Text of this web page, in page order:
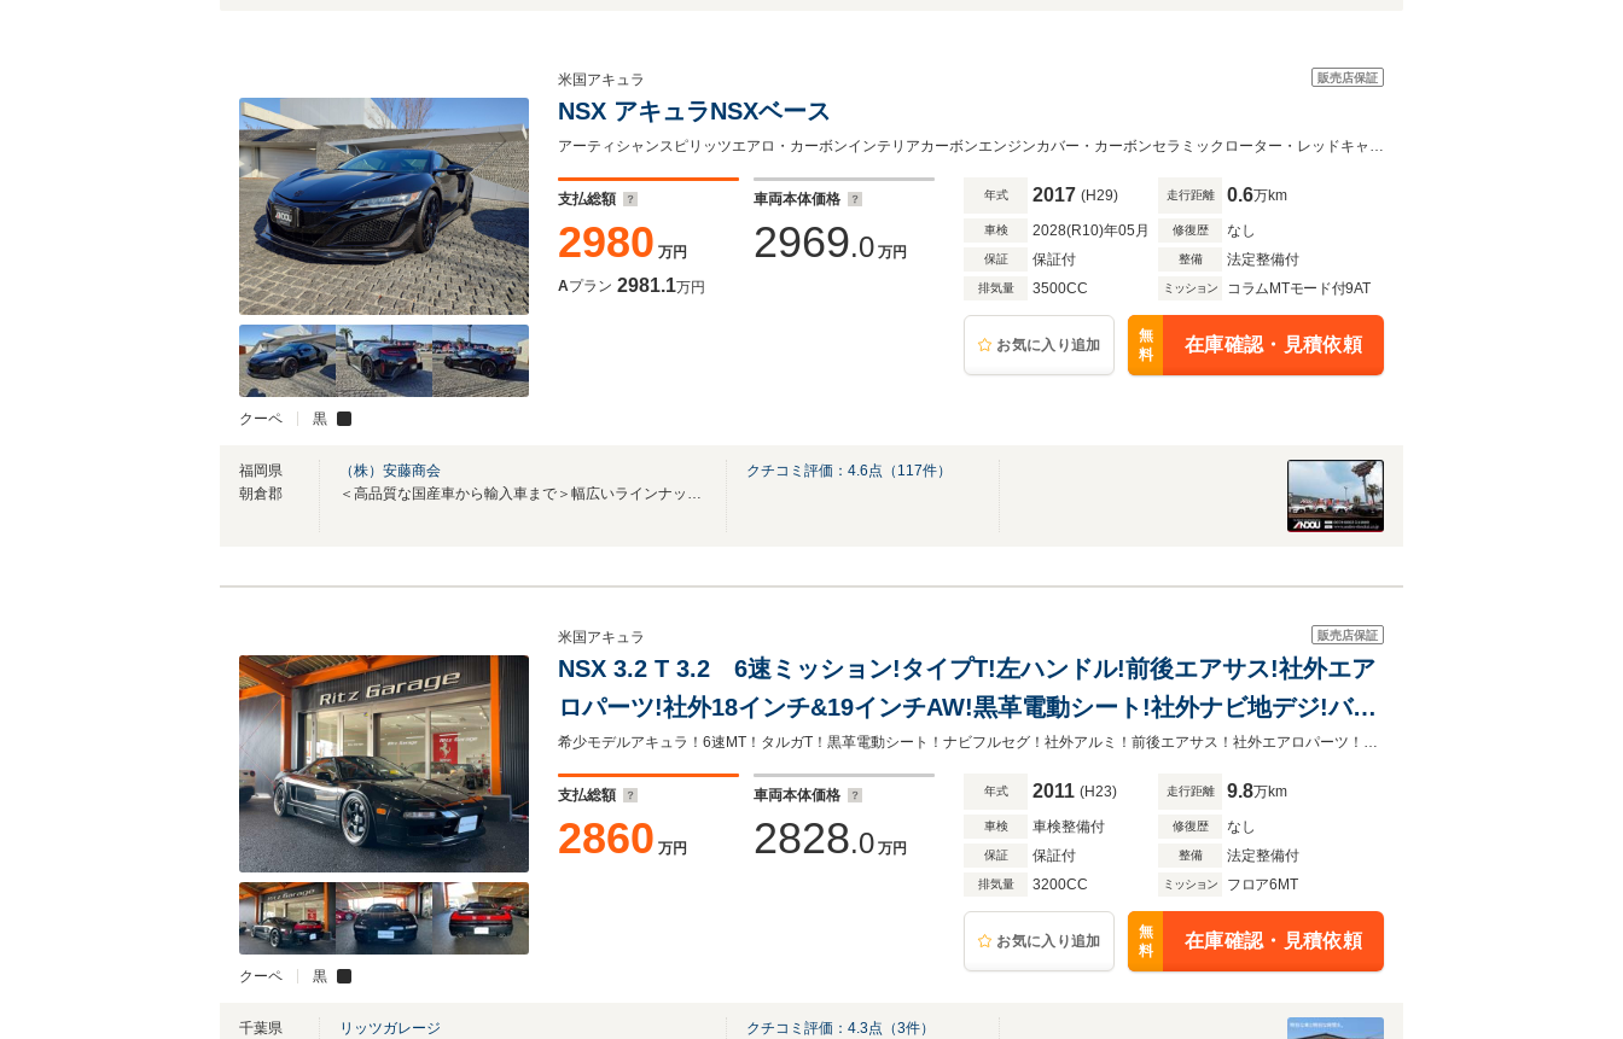
クーペ 黒
販売店保証
米国アキュラ
NSX アキュラNSXベース
アーティシャンスピリッツエアロ・カーボンインテリアカーボンエンジンカバー・カーボンセラミックローター・レッドキャリパー・カーボンディフューザー
支払総額
2980 万円
車両本体価格
2969.0 万円
Aプラン 2981.1万円
年式 2017 (H29) 走行距離 0.6万km
車検 2028(R10)年05月 修復歴 なし
保証 保証付 整備 法定整備付
排気量 3500CC ミッション コラムMTモード付9AT
お気に入り追加
無
料
在庫確認・見積依頼
福岡県
朝倉郡
（株）安藤商会
＜高品質な国産車から輸入車まで＞幅広いラインナップで展示中！
クチコミ評価： 4.6点（ 117件）
クーペ 黒
販売店保証
米国アキュラ
NSX 3.2 T 3.2 6速ミッション!タイプT!左ハンドル!前後エアサス!社外エア
ロパーツ!社外18インチ&19インチAW!黒革電動シート!社外ナビ地デジ!バッ
クカメラ!タルガトップ!
希少モデルアキュラ！6速MT！タルガT！黒革電動シート！ナビフルセグ！社外アルミ！前後エアサス！社外エアロパーツ！デジタルインナーミラー！可変バルブ！ETC！
支払総額
2860 万円
車両本体価格
2828.0 万円
年式 2011 (H23) 走行距離 9.8万km
車検 車検整備付 修復歴 なし
保証 保証付 整備 法定整備付
排気量 3200CC ミッション フロア6MT
お気に入り追加
無
料
在庫確認・見積依頼
千葉県
リッツガレージ
クチコミ評価： 4.3点（3件）